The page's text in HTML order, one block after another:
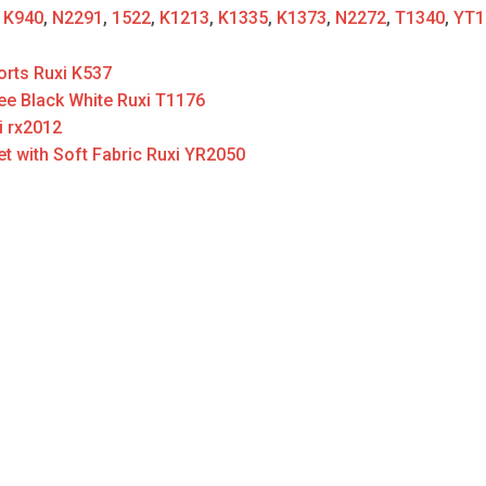
K940, N2291 , 1522, K1213, K1335, K1373, N2272, T1340,
Ruxi K537
Black White Ruxi T1176
rx2012
with Soft Fabric Ruxi YR2050